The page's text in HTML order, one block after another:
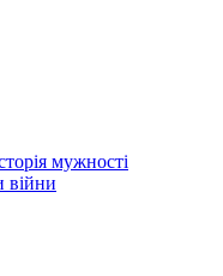
мужності
війни